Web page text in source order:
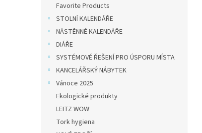
Favorite Products
STOLNÍ KALENDÁŘE
NÁSTĚNNÉ KALENDÁŘE
DIÁŘE
SYSTÉMOVÉ ŘEŠENÍ PRO ÚSPORU MÍSTA
KANCELÁŘSKÝ NÁBYTEK
Vánoce 2025
Ekologické produkty
LEITZ WOW
Tork hygiena